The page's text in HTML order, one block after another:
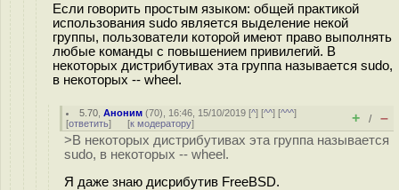
Если говорить простым языком: общей практикой
использования sudo является выделение некой
группы, пользователи которой имеют право выполнять
любые команды с повышением привилегий. В
некоторых дистрибутивах эта группа называется sudo,
в некоторых -- wheel.
5.70 ,Аноним (70), 16:46, 15/10/2019 [^] [^^] [^^^]
[ответить] [к модератору] + / –
>В некоторых дистрибутивах эта группа называется
sudo, в некоторых -- wheel.
Я даже знаю дисрибутив FreeBSD.